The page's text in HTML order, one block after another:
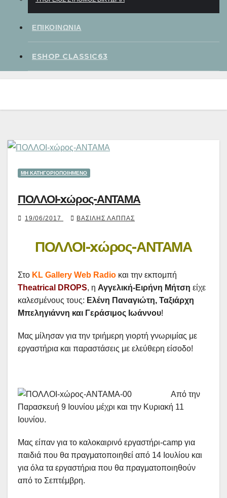
ΕΠΙΚΟΙΝΩΝΙΑ
ESHOP CLASSIC63
ΜΗ ΚΑΤΗΓΟΡΙΟΠΟΙΗΜΈΝΟ
ΠΟΛΛΟΙ-xώρος-ΑΝΤΑΜΑ
19/06/2017 ΒΑΣΊΛΗΣ ΛΆΠΠΑΣ
ΠΟΛΛΟΙ-xώρος-ΑΝΤΑΜΑ
Στο KL Gallery Web Radio και την εκπομπή
Theatrical DROPS, η Αγγελική-Ειρήνη Μήτση είχε
καλεσμένους τους: Ελένη Παναγιώτη, Ταξιάρχη
Μπεληγιάννη και Γεράσιμος Ιωάννου!
Μας μίλησαν για την τριήμερη γιορτή γνωριμίας με
εργαστήρια και παραστάσεις με ελεύθερη είσοδο!
Από την
Παρασκευή 9 Ιουνίου μέχρι και την Κυριακή 11
Ιουνίου.
Μας είπαν για το καλοκαιρινό εργαστήρι-camp για
παιδιά που θα πραγματοποιηθεί από 14 Ιουλίου και
για όλα τα εργαστήρια που θα πραγματοποιηθούν
από το Σεπτέμβρη.